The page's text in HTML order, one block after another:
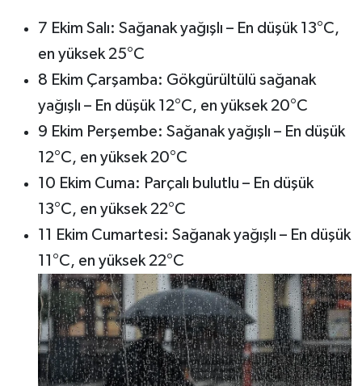
7 Ekim Salı: Sağanak yağışlı – En düşük 13°C,
en yüksek 25°C
8 Ekim Çarşamba: Gökgürültülü sağanak
yağışlı – En düşük 12°C, en yüksek 20°C
9 Ekim Perşembe: Sağanak yağışlı – En düşük
12°C, en yüksek 20°C
10 Ekim Cuma: Parçalı bulutlu – En düşük
13°C, en yüksek 22°C
11 Ekim Cumartesi: Sağanak yağışlı – En düşük
11°C, en yüksek 22°C